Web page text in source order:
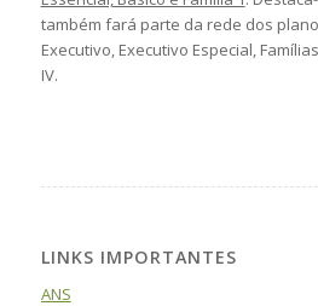
também fará parte da rede dos
Executivo, Executivo Especial,
IV.
LINKS IMPORTANTES
ANS